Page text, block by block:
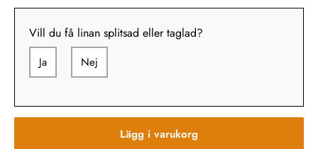
Vill du få linan splitsad eller taglad?
Ja Nej
Lägg i varukorg